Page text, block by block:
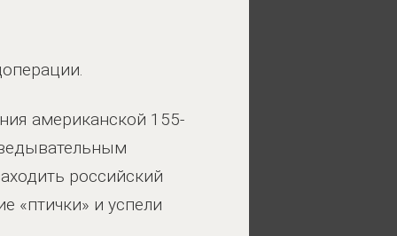
американской 155-
российский
«птички» и успели